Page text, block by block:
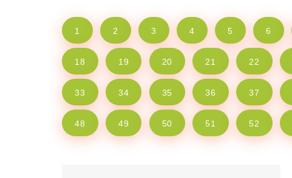
1 2 3 4 5 6
18 19 20 21 22
33 34 35 36 37
48 49 50 51 52